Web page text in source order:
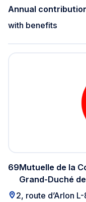
Annual
with benefits
Mutuelle de la
Grand-Duché
69
2, route d’Arlon